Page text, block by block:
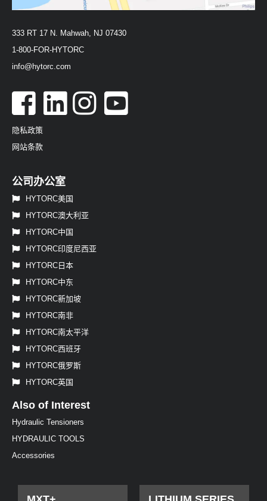
333 RT 17 N. Mahwah, NJ 07430
1-800-FOR-HYTORC
info@hytorc.com
隐私政策
网站条款
公司办公室
HYTORC美国
HYTORC澳大利亚
HYTORC中国
HYTORC印度尼西亚
HYTORC日本
HYTORC中东
HYTORC新加坡
HYTORC南非
HYTORC南太平洋
HYTORC西班牙
HYTORC俄罗斯
HYTORC英国
Also of Interest
Hydraulic Tensioners
HYDRAULIC TOOLS
Accessories